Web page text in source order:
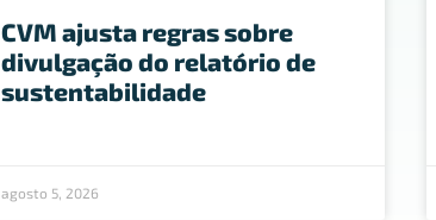
CVM ajusta regras sobre
divulgação do relatório de
sustentabilidade
agosto 5, 2026